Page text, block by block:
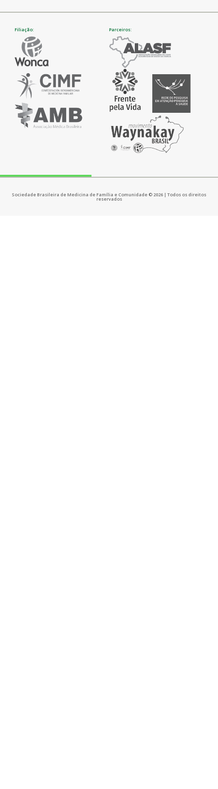
Filiação: Parceiros:
Sociedade Brasileira de Medicina de Família e Comunidade © 2026 | Todos os direitos
reservados